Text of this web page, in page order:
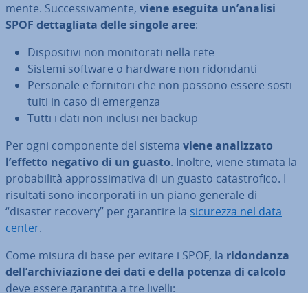
men­te. Suc­ces­si­va­men­te, viene eseguita un’analisi
SPOF det­ta­glia­ta delle singole aree:
Di­spo­si­ti­vi non mo­ni­to­ra­ti nella rete
Sistemi software o hardware non ri­don­dan­ti
Personale e fornitori che non possono essere so­sti­
tui­ti in caso di emergenza
Tutti i dati non inclusi nei backup
Per ogni com­po­nen­te del sistema viene ana­liz­za­to
l’effetto negativo di un guasto. Inoltre, viene stimata la
pro­ba­bi­li­tà ap­pros­si­ma­ti­va di un guasto ca­ta­stro­fi­co. I
risultati sono in­cor­po­ra­ti in un piano generale di
“disaster recovery” per garantire la sicurezza nel data
center.
Come misura di base per evitare i SPOF, la ri­don­dan­za
dell’ar­chi­via­zio­ne dei dati e della potenza di calcolo
deve essere garantita a tre livelli: